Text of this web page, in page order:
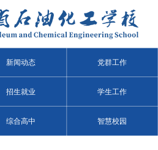
新闻动态 党群工作
招生就业 学生工作
综合高中 智慧校园